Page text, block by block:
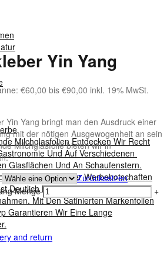
Milchglasfolien Entdecken Wir Recht
Und Auf Verschiedenen
Glasflächen Und An Schaufenstern.
Sein Logo Oder Werbebotschaften
Deutlich Kostengünstiger Als Andere
Mit Den Satinierten Markenfolien
Garantieren Wir Eine Lange
Yin Yang
€60,00 bis €90,00 inkl. 19% MwSt.
Yin Yang bringt man den Ausdruck einer
mit der nötigen Ausgewogenheit an sein
Milchglasfolie bieten wir in
Zurücksetzen
Menge +
and return